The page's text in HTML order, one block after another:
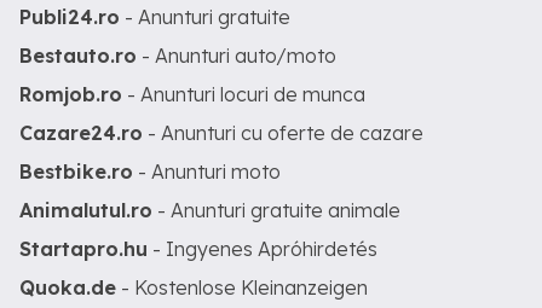
Publi24.ro - Anunturi gratuite
Bestauto.ro - Anunturi auto/moto
Romjob.ro - Anunturi locuri de munca
Cazare24.ro - Anunturi cu oferte de cazare
Bestbike.ro - Anunturi moto
Animalutul.ro - Anunturi gratuite animale
Startapro.hu - Ingyenes Apróhirdetés
Quoka.de - Kostenlose Kleinanzeigen